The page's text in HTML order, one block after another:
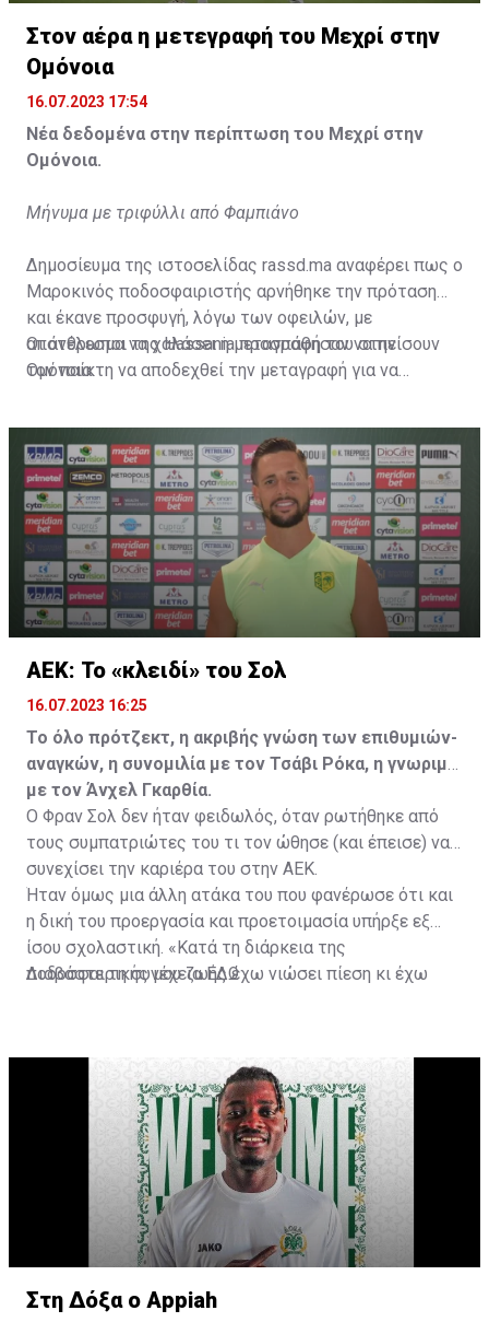
Στον αέρα η μετεγραφή του Μεχρί στην
Ομόνοια
16.07.2023 17:54
Νέα δεδομένα στην περίπτωση του Μεχρί στην
Ομόνοια.
Μήνυμα με τριφύλλι από Φαμπιάνο
Δημοσίευμα της ιστοσελίδας rassd.ma αναφέρει πως ο
Μαροκινός ποδοσφαιριστής αρνήθηκε την πρόταση
και έκανε προσφυγή, λόγω των οφειλών, με
αποτέλεσμα να χαλάσει η μεταγραφή του στην
Ομόνοια.
Οι άνθρωποι της Hassania προσπάθησαν να πείσουν
τον παίκτη να αποδεχθεί την μεταγραφή για να
μετακίνησή του, αλλά ο παίκτης αρνήθηκε και επέμεινε
να λύσει το συμβόλαιό του, ώστε να μετακομίσει
ελεύθερα σε οποιαδήποτε νέα ομάδα το τρέχον
καλοκαίρι.
ΑΕΚ: Το «κλειδί» του Σολ
16.07.2023 16:25
Το όλο πρότζεκτ, η ακριβής γνώση των επιθυμιών-
αναγκών, η συνομιλία με τον Τσάβι Ρόκα, η γνωριμία
με τον Άνχελ Γκαρθία.
Ο Φραν Σολ δεν ήταν φειδωλός, όταν ρωτήθηκε από
τους συμπατριώτες του τι τον ώθησε (και έπεισε) να
συνεχίσει την καριέρα του στην ΑΕΚ.
Ήταν όμως μια άλλη ατάκα του που φανέρωσε ότι και
η δική του προεργασία και προετοιμασία υπήρξε εξ
ίσου σχολαστική. «Κατά τη διάρκεια της
ποδοσφαιρικής μου ζωής έχω νιώσει πίεση κι έχω
31χρονος άσος.
Διαβάστε τη συνέχειαΕΔΩ
Στη Δόξα ο Appiah